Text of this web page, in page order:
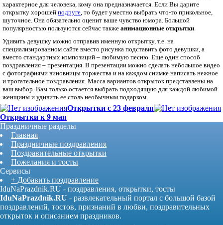
характерное для человека, кому она предназначается. Если Вы дарите
открытку хорошей подруге, то будет уместно выбрать что-то прикольное,
шуточное. Она обязательно оценит ваше чувство юмора. Большой
популярностью пользуются сейчас также анимационные открытки.
Удивить девушку можно отправив именную открытку, т.е. на
специализированном сайте вместо рисунка подставить фото девушки, а
вместо стандартных композиций – любимую песню. Еще один способ
поздравления – презентация. В презентации можно сделать небольшое видео
с фотографиями виновницы торжества и на каждом снимке написать нежное
и трогательное поздравления. Масса вариантов открыток представлены на
ваш выбор. Вам только остается выбрать подходящую для каждой любимой
женщины и удивить ее столь необычным подарком.
Открытки с 23 февраля
Открытки к 9 мая
Праздничные разделы
Главная
Праздничные поздравления
Поздравительные открытки
Пожелания и тосты
Сервисы
+ Добавить поздравление
IduNaPrazdnik.RU - поздравления, открытки, тосты
IduNaPrazdnik.RU - развлекательный портал с большой базой
поздравлений, тостов, признаний в любви, поздравительных
открыток и описанием праздников.